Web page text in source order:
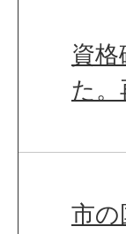
資
た
市の